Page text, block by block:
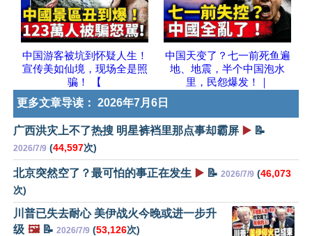
中国游客被坑到怀疑人生！
宣传美如仙境，现场全是照
骗！ 【
中国天变了？七一前死鱼遍
地、地震，半个中国泡水
里，民怨爆发！｜
更多文章导读： 2026年7月6日
广西洪灾上不了热搜 明星裤裆里那点事却霸屏 ▶️ 📝
2026/7/9 (44,597次)
北京突然空了？最可怕的事正在发生 ▶️ 📝 2026/7/9 (46,073
次)
川普已失去耐心 美伊战火今晚或进一步升
级 🖼️📝 2026/7/9 (53,126次)